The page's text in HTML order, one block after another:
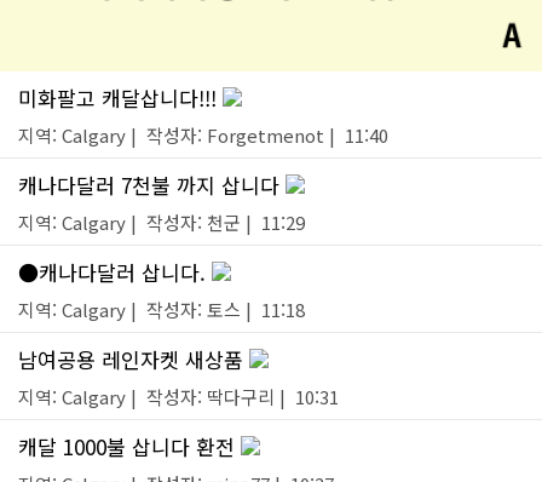
미화팔고 캐달삽니다!!!
지역: Calgary | 작성자: Forgetmenot | 11:40
캐나다달러 7천불 까지 삽니다
지역: Calgary | 작성자: 천군 | 11:29
●캐나다달러 삽니다.
지역: Calgary | 작성자: 토스 | 11:18
남여공용 레인자켓 새상품
지역: Calgary | 작성자: 딱다구리 | 10:31
캐달 1000불 삽니다 환전